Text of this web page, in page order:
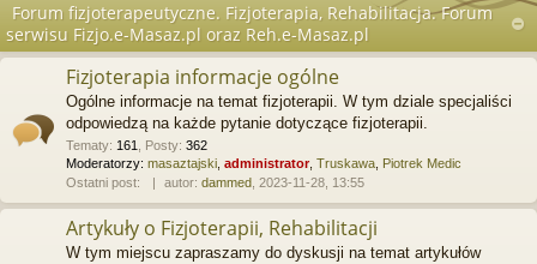
Forum fizjoterapeutyczne. Fizjoterapia, Rehabilitacja. Forum
serwisu Fizjo.e-Masaz.pl oraz Reh.e-Masaz.pl
Fizjoterapia informacje ogólne
Ogólne informacje na temat fizjoterapii. W tym dziale specjaliści
odpowiedzą na każde pytanie dotyczące fizjoterapii.
Tematy: 161 Posty: 362
Moderatorzy: masaztajski administrator, Truskawa Piotrek Medic
Ostatni post:
autor: dammed , 2023-11-28, 13:55
Artykuły o Fizjoterapii, Rehabilitacji
W tym miejscu zapraszamy do dyskusji na temat artykułów